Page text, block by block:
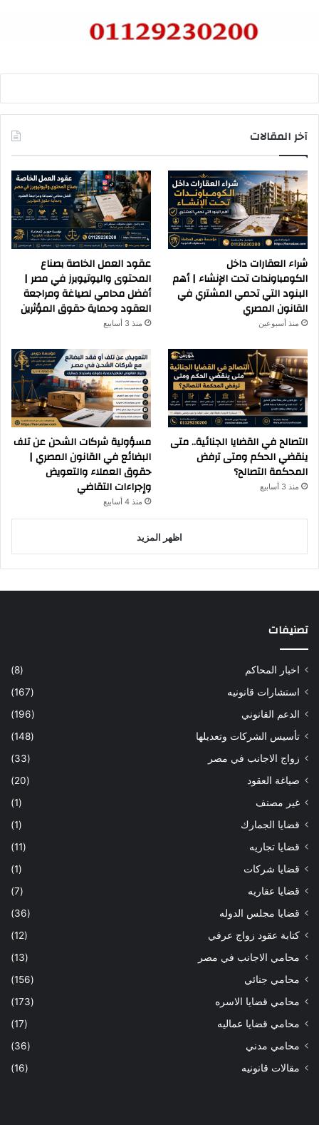
آخر المقالات
شراء العقارات داخل
الكومباوندات تحت الإنشاء | أهم
البنود التي تحمي المشتري في
القانون المصري
منذ أسبوعين
عقود العمل الخاصة بصناع
المحتوى واليوتيوبرز في مصر |
أفضل محامي لصياغة ومراجعة
العقود وحماية حقوق المؤثرين
منذ 3 أسابيع
التصالح في القضايا الجنائية.. متى
ينقضي الحكم ومتى ترفض
المحكمة التصالح؟
منذ 3 أسابيع
مسؤولية شركات الشحن عن تلف
البضائع في القانون المصري |
حقوق العملاء والتعويض
وإجراءات التقاضي
منذ 4 أسابيع
اظهر المزيد
تصنيفات
اخبار المحاكم
(8)
استشارات قانونيه
(167)
الدعم القانوني
(196)
تأسيس الشركات وتعديلها
(148)
زواج الاجانب في مصر
(33)
صياغة العقود
(20)
غير مصنف
(1)
قضايا الجمارك
(1)
قضايا تجاريه
(11)
قضايا شركات
(1)
قضايا عقاريه
(7)
قضايا مجلس الدوله
(36)
كتابة عقود زواج عرفي
(12)
محامي الاجانب في مصر
(13)
محامي جنائي
(156)
محامي قضايا الاسره
(173)
محامي قضايا عماليه
(17)
محامي مدني
(36)
مقالات قانونيه
(16)